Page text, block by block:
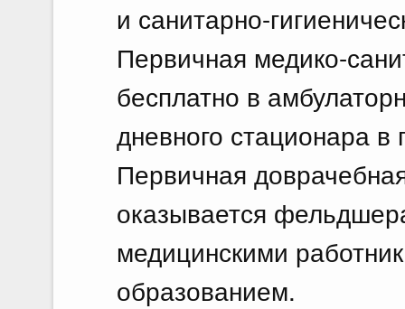
и санитарно-
Первичная медико-
бесплатно в
дневного стационара
Первичная
оказывается
медицинскими
образованием.